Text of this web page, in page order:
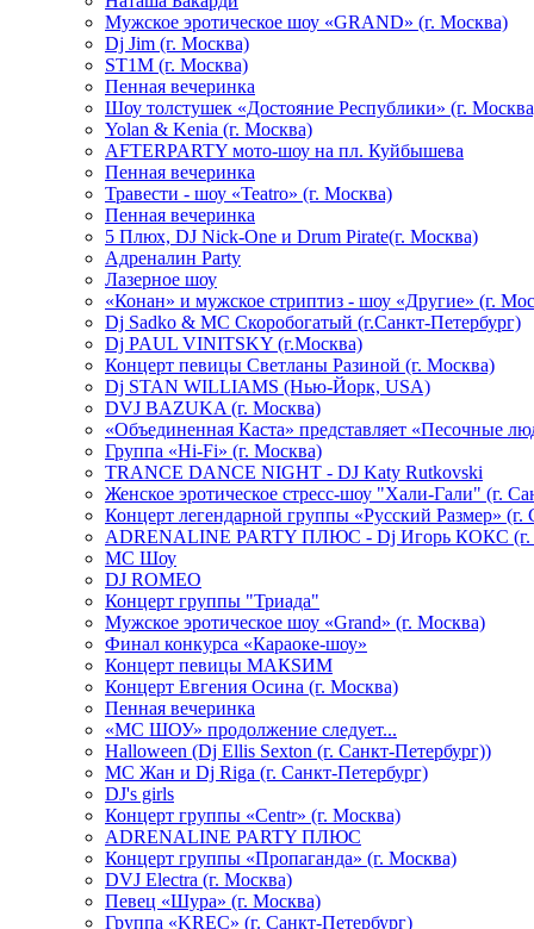
Мужское эротическое шоу «GRAND» (г. Москва)
Dj Jim (г. Москва)
ST1M (г. Москва)
Пенная вечеринка
Шоу толстушек «Достояние Республики» (г.
Yolan & Kenia (г. Москва)
AFTERPARTY мото-шоу на пл. Куйбышева
Пенная вечеринка
Травести - шоу «Teatro» (г. Москва)
Пенная вечеринка
5 Плюх, DJ Nick-One и Drum Pirate(г. Москва)
Адреналин Party
Лазерное шоу
«Конан» и мужское стриптиз - шоу «Другие» (г.
Dj Sadko & МС Скоробогатый (г.Санкт-Петербург)
Dj PAUL VINITSKY (г.Москва)
Концерт певицы Светланы Разиной (г. Москва)
Dj STAN WILLIAMS (Нью-Йорк, USA)
DVJ BAZUKA (г. Москва)
«Объединенная Каста» представляет «Песочные
Группа «Hi-Fi» (г. Москва)
TRANCE DANCE NIGHT - DJ Katy Rutkovski
Женское эротическое стресс-шоу "Хали-Гали" (г.
Концерт легендарной группы «Русский Размер» (г.
ADRENALINE PARTY ПЛЮС - Dj Игорь КОКС (г.
MC Шоу
DJ ROMEO
Концерт группы "Триада"
Мужское эротическое шоу «Grand» (г. Москва)
Финал конкурса «Караоке-шоу»
Концерт певицы МАКSИМ
Концерт Евгения Осина (г. Москва)
Пенная вечеринка
«МС ШОУ» продолжение следует...
Halloween (Dj Ellis Sexton (г. Санкт-Петербург))
МС Жан и Dj Riga (г. Санкт-Петербург)
DJ's girls
Концерт группы «Centr» (г. Москва)
ADRENALINE PARTY ПЛЮС
Концерт группы «Пропаганда» (г. Москва)
DVJ Electra (г. Москва)
Певец «Шура» (г. Москва)
Группа «KREC» (г. Санкт-Петербург)